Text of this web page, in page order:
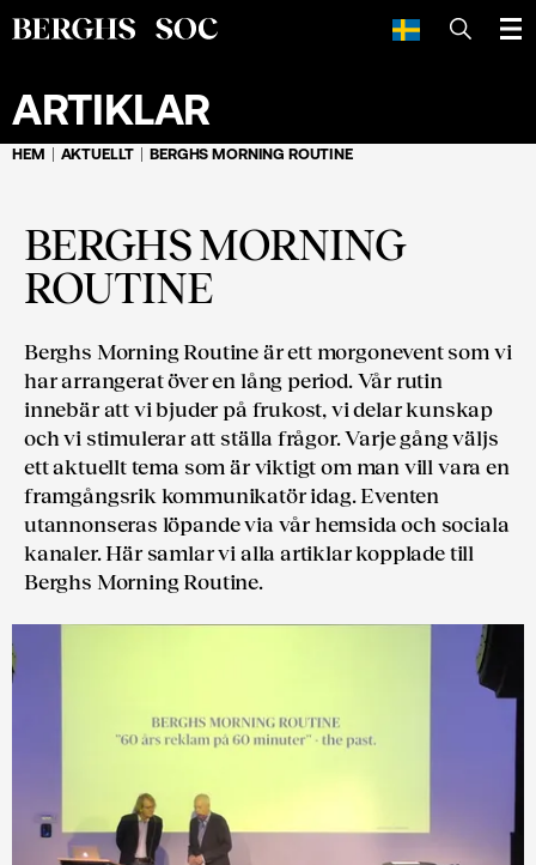
SÖK
ARTIKLAR
HEM AKTUELLT BERGHS MORNING ROUTINE
BERGHS MORNING
ROUTINE
Berghs Morning Routine är ett morgonevent som vi
har arrangerat över en lång period. Vår rutin
innebär att vi bjuder på frukost, vi delar kunskap
och vi stimulerar att ställa frågor. Varje gång väljs
ett aktuellt tema som är viktigt om man vill vara en
framgångsrik kommunikatör idag. Eventen
utannonseras löpande via vår hemsida och sociala
kanaler. Här samlar vi alla artiklar kopplade till
Berghs Morning Routine.